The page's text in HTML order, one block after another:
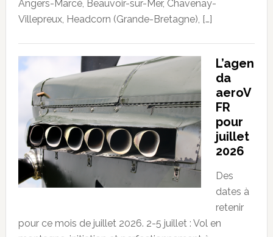
Angers-Marcé, Beauvoir-sur-Mer, Chavenay-
Villepreux, Headcorn (Grande-Bretagne), […]
L’agen
da
aeroV
FR
pour
juillet
2026
Des
dates à
retenir
pour ce mois de juillet 2026. 2-5 juillet : Vol en